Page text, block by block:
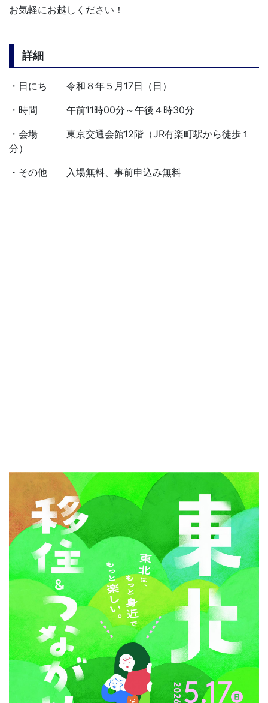
お気軽にお越しください！
詳細
・日にち 令和８年５月17日（日）
・時間 午前11時00分～午後４時30分
・会場 東京交通会館12階（JR有楽町駅から徒歩１
分）
・その他 入場無料、事前申込み無料